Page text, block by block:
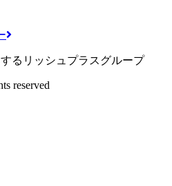
るリッシュプラスグループ
reserved